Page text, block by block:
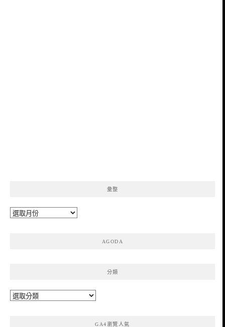
彙整
彙
AGODA
分類
分
GA4瀏覽人氣